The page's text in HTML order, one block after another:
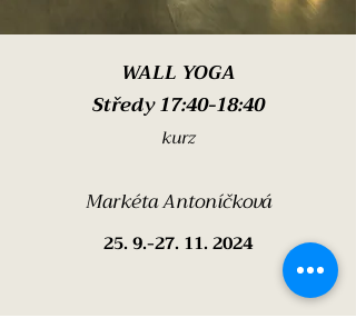
WALL YOGA
Středy 17:40-18:40
kurz
Markéta Antoníčková
25. 9.-27. 11. 2024